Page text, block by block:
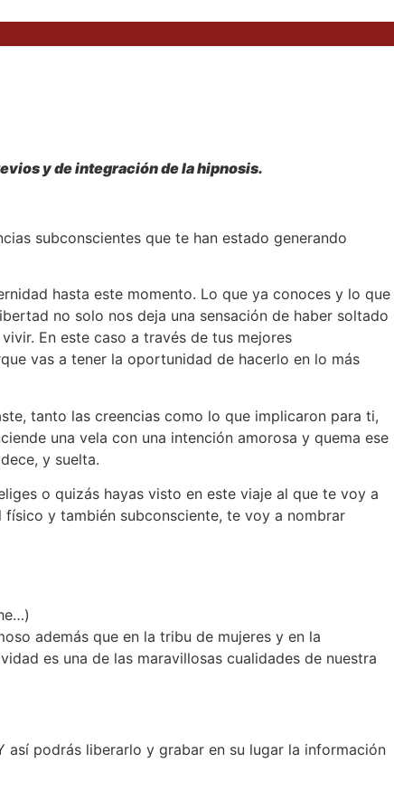
y de integración de la hipnosis.
subconscientes que te han estado generando
hasta este momento. Lo que ya conoces y lo que
no solo nos deja una sensación de haber soltado
En este caso a través de tus mejores
vas a tener la oportunidad de hacerlo en lo más
tanto las creencias como lo que implicaron para ti,
una vela con una intención amorosa y quema ese
y suelta.
o quizás hayas visto en este viaje al que te voy a
y también subconsciente, te voy a nombrar
además que en la tribu de mujeres y en la
es una de las maravillosas cualidades de nuestra
podrás liberarlo y grabar en su lugar la información